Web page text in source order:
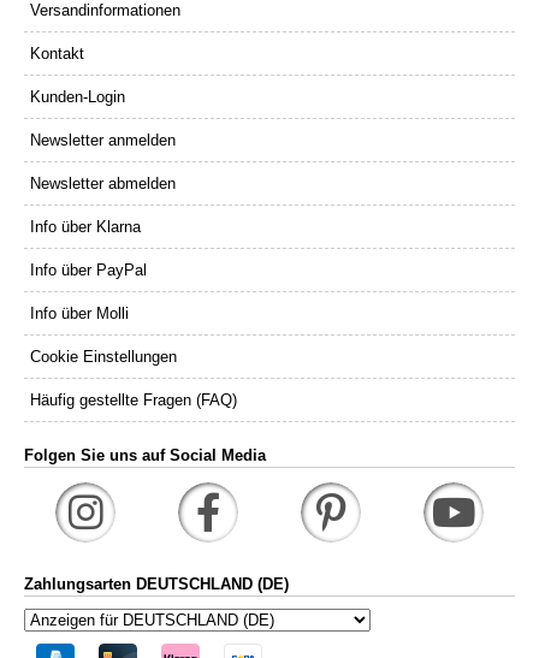
Versandinformationen
Kontakt
Kunden-Login
Newsletter anmelden
Newsletter abmelden
Info über Klarna
Info über PayPal
Info über Molli
Cookie Einstellungen
Häufig gestellte Fragen (FAQ)
Folgen Sie uns auf Social Media
Zahlungsarten DEUTSCHLAND (DE)